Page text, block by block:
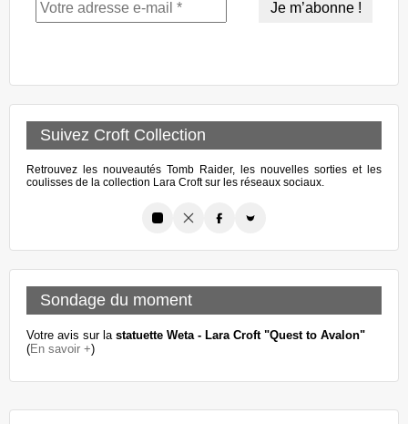
Suivez Croft Collection
Retrouvez les nouveautés Tomb Raider, les nouvelles sorties et les
coulisses de la collection Lara Croft sur les réseaux sociaux.
Sondage du moment
Votre avis sur la statuette Weta - Lara Croft "Quest to Avalon"
(En savoir +)